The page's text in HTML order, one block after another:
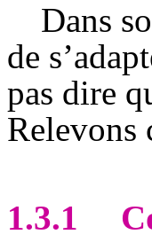
Dans
de
pas dire
Relevons
1.3.1